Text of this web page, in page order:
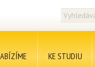
KE STUDIU